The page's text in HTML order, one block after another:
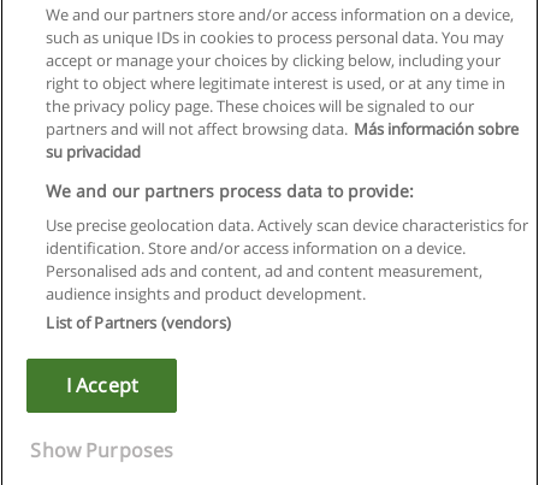
Suivant
Page1 de12
Règles d'utilisation
Confidentialité des données
Contacter Educaedu
Copyright © Educaedu Business S.L. - CIF : B-95610580: -
We and our partners store and/or access information on a device,
such as unique IDs in cookies to process personal data. You may
accept or manage your choices by clicking below, including your
right to object where legitimate interest is used, or at any time in
the privacy policy page. These choices will be signaled to our
partners and will not affect browsing data. Más información sobre
su privacidad
We and our partners process data to provide:
Use precise geolocation data. Actively scan device characteristics for
identification. Store and/or access information on a device.
Personalised ads and content, ad and content measurement,
audience insights and product development.
List of Partners (vendors)
I Accept
Show Purposes